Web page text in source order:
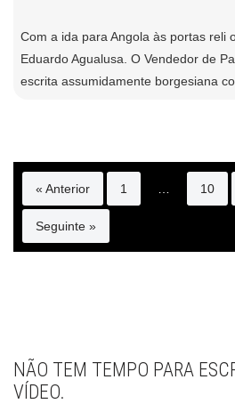
Com a ida para Angola às portas reli
Eduardo Agualusa. O Vendedor de
escrita assumidamente borgesiana
« Anterior 1 10
Seguinte »
NÃO TEM TEMPO PARA
VÍDEO.